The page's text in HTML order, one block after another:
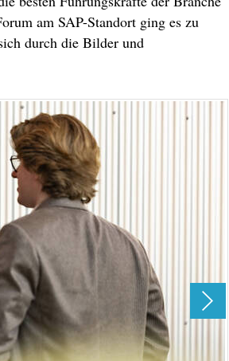
am SAP-Standort ging es zu
durch die Bilder und